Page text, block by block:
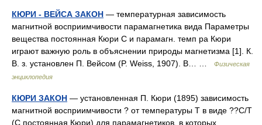
КЮРИ - ВЕЙСА ЗАКОН — температурная зависимость
магнитной восприимчивости парамагнетика вида Параметры
вещества постоянная Кюри С и парамагн. темп pa Кюри
играют важную роль в объяснении природы магнетизма [1]. К.
В. з. установлен П. Вейсом (P. Weiss, 1907). В… …
Физическая
энциклопедия
КЮРИ ЗАКОН — установленная П. Кюри (1895) зависимость
магнитной восприимчивости ? от температуры Т в виде ??С/Т
(С постоянная Кюри) для парамагнетиков, в которых